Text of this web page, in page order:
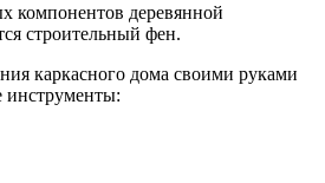
компонентов деревянной
строительный фен.
каркасного дома своими руками
инструменты: